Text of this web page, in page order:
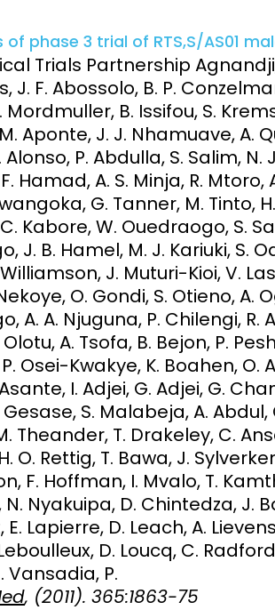
of phase 3 trial of RTS,S/AS01
Trials Partnership
J. F. Abossolo, B. P.
Mordmuller, B. Issifou, S.
Aponte, J. J. Nhamuave, A.
P. Abdulla, S. Salim, N.
Hamad, A. S. Minja, R. Mtoro,
G. Tanner, M. Tinto,
Kabore, W. Ouedraogo, S.
J. B. Hamel, M. J. Kariuki, S.
J. Muturi-Kioi, V.
O. Gondi, S. Otieno, A.
A. A. Njuguna, P. Chilengi, R.
Olotu, A. Tsofa, B. Bejon, P.
Osei-Kwakye, K. Boahen, O.
I. Adjei, G. Adjei, G.
Gesase, S. Malabeja, A.
Theander, T. Drakeley, C.
O. Rettig, T. Bawa, J.
F. Hoffman, I. Mvalo, T.
Nyakuipa, D. Chintedza, J.
E. Lapierre, D. Leach, A.
D. Loucq, C.
Vansadia, P.
, (2011). 365:1863-75